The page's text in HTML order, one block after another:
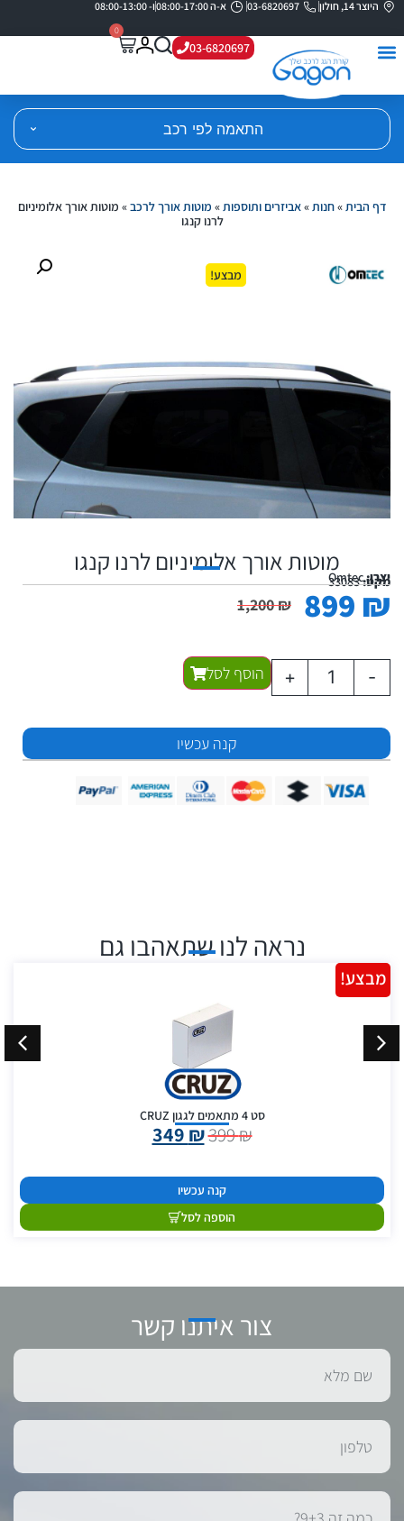
היוצר 14, חולון 03-6820697 א-ה 08:00-17:00 ו- 08:00-13:00
03-6820697
0
התאמה לפי רכב
דף הבית»חנות»אביזרים ותוספות» מוטות אורך לרכב» מוטות אורך אלומיניום
לרנו קנגו
מבצע!
מוטות אורך אלומיניום לרנו קנגו
יצרן:Omtecמקט:33083
1,200₪ 899 ₪
-
+ הוסף לסל
קנה עכשיו
נראה לנו שתאהבו גם
סט 4 מתאמים לגגון CRUZ
399₪
349 ₪
קנה עכשיו
הוספה לסל
מבצע!
צור איתנו קשר